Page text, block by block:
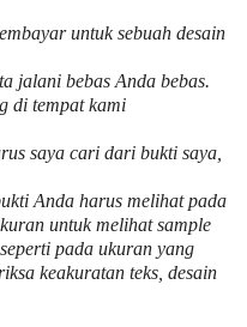
untuksebuah desain
jalani bebas Anda bebas.
di tempat kami
saya cari dari bukti saya,
Anda harus melihat pada
untuk melihatsample
pada ukuran yang
keakuratan teks, desain